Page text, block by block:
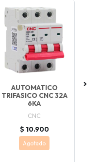
AUTOMATICO
TRIFASICO CNC 32A
6KA
CNC
$ 10.900
Agotado